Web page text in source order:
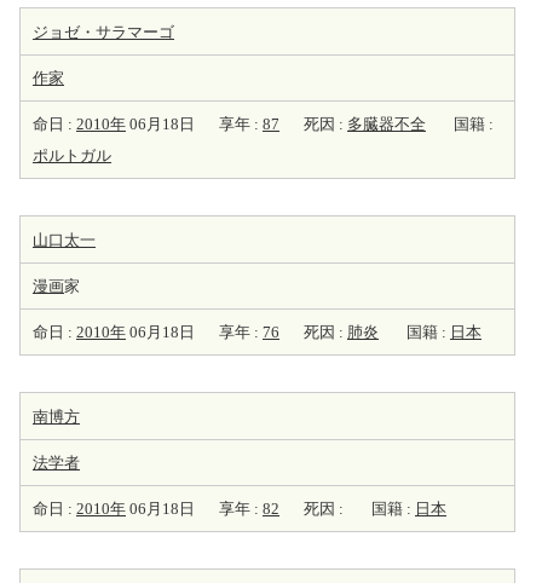
ジョゼ・サラマーゴ
作家
命日 : 2010年 06月18日 享年 : 87 死因 : 多臓器不全
国籍 :
ポルトガル
山口太一
漫画家
命日 : 2010年 06月18日 享年 : 76 死因 : 肺炎 国籍 : 日本
南博方
法学者
命日 : 2010年 06月18日 享年 : 82 死因 : 国籍 : 日本